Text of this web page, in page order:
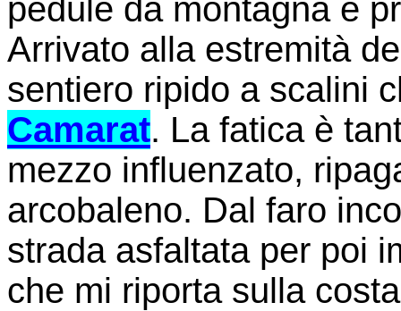
pedule da montagna e
Arrivato alla estremità
sentiero ripido a scalini
Camarat. La fatica è
mezzo influenzato,
arcobaleno. Dal faro
strada asfaltata per poi
che mi riporta sulla